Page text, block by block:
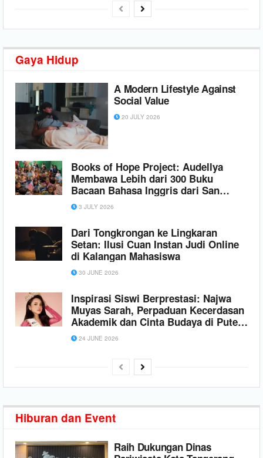
Gaya Hidup
A Modern Lifestyle Against
Social Value
20 JULY 2026
Books of Hope Project: Audellya
Membawa Lebih dari 300 Buku
Bacaan Bahasa Inggris dari San
Diego ke Jakarta
3 JULY 2026
Dari Tongkrongan ke Lingkaran
Setan: Ilusi Cuan Instan Judi Online
di Kalangan Mahasiswa
30 JUNE 2026
Inspirasi Siswi Berprestasi: Najwa
Muyas Sarah, Perpaduan Kecerdasan
Akademik dan Cinta Budaya di Puteri
Kebaya DKI 2026
24 JUNE 2026
Hiburan dan Event
Raih Dukungan Dinas